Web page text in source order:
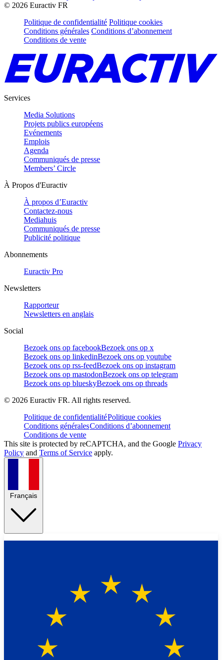
© 2026 Euractiv FR
Politique de confidentialité Politique cookies
Conditions générales Conditions d’abonnement
Conditions de vente
Services
Media Solutions
Projets publics européens
Evénements
Emplois
Agenda
Communiqués de presse
Members’ Circle
À Propos d'Euractiv
À propos d’Euractiv
Contactez-nous
Mediahuis
Communiqués de presse
Publicité politique
Abonnements
Euractiv Pro
Newsletters
Rapporteur
Newsletters en anglais
Social
Bezoek ons op facebookBezoek ons op x
Bezoek ons op linkedinBezoek ons op youtube
Bezoek ons op rss-feedBezoek ons op instagram
Bezoek ons op mastodonBezoek ons op telegram
Bezoek ons op blueskyBezoek ons op threads
© 2026 Euractiv FR. All rights reserved.
Politique de confidentialitéPolitique cookies
Conditions généralesConditions d’abonnement
Conditions de vente
This site is protected by reCAPTCHA, and the Google Privacy
Policy and Terms of Service apply.
Français